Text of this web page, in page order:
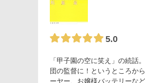
5.0
「甲子園の空に笑え」の続話
団の監督に！というところか
ーヤー、お嬢様バッテリーな